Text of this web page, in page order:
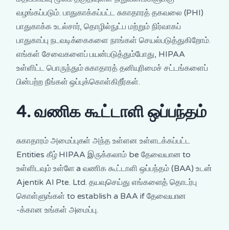
வழங்கப்படும். பாதுகாக்கப்பட்ட சுகாதாரத் தகவலை (PHI)
பாதுகாக்க உடல்சார், தொழில்நுட்ப மற்றும் நிர்வாகப்
பாதுகாப்பு நடவடிக்கைகளை நாங்கள் செயல்படுத்துகிறோம்.
எங்கள் சேவைகளைப் பயன்படுத்தும்போது, HIPAA
உள்ளிட்ட பொருந்தும் சுகாதாரத் தனியுரிமைச் சட்டங்களைப்
பின்பற்ற நீங்கள் ஒப்புக்கொள்கிறீர்கள்.
4. வணிக கூட்டாளி ஒப்பந்தம்
சுகாதாரம் அமைப்புகள் அந்த உள்ளன உள்ளடக்கப்பட்ட
Entities கீழ் HIPAA இருக்கலாம் be தேவையான to
உள்ளிடவும் உள்ளே a வணிக கூட்டாளி ஒப்பந்தம் (BAA) உடன்
Ajentik AI Pte. Ltd. தயவுசெய்து எங்களைத் தொடர்பு
கொள்ளுங்கள் to establish a BAA if தேவையான
-க்கான உங்கள் அமைப்பு.